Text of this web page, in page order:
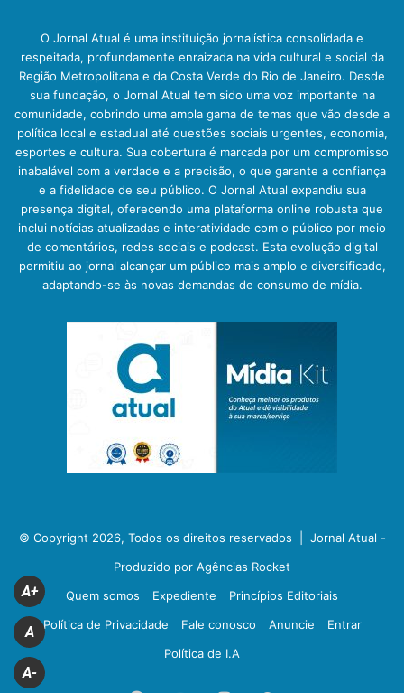
O Jornal Atual é uma instituição jornalística consolidada e
respeitada, profundamente enraizada na vida cultural e social da
Região Metropolitana e da Costa Verde do Rio de Janeiro. Desde
sua fundação, o Jornal Atual tem sido uma voz importante na
comunidade, cobrindo uma ampla gama de temas que vão desde a
política local e estadual até questões sociais urgentes, economia,
esportes e cultura. Sua cobertura é marcada por um compromisso
inabalável com a verdade e a precisão, o que garante a confiança
e a fidelidade de seu público. O Jornal Atual expandiu sua
presença digital, oferecendo uma plataforma online robusta que
inclui notícias atualizadas e interatividade com o público por meio
de comentários, redes sociais e podcast. Esta evolução digital
permitiu ao jornal alcançar um público mais amplo e diversificado,
adaptando-se às novas demandas de consumo de mídia.
© Copyright 2026, Todos os direitos reservados | Jornal Atual -
Produzido por Agências Rocket
Quem somos
Expediente
Princípios Editoriais
Política de Privacidade
Fale conosco Anuncie
Entrar
Política de I.A
A+
A
A-